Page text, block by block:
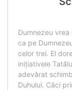
Dumnezeu
ca pe
celor trei. El
iniţiativele
adevărat
Duhului. Căci